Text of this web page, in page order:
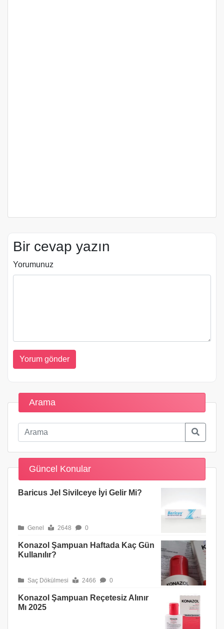
Bir cevap yazın
Yorumunuz
Arama
Güncel Konular
Baricus Jel Sivilceye İyi Gelir Mi?
Genel 2648 0
Konazol Şampuan Haftada Kaç Gün
Kullanılır?
Saç Dökülmesi 2466 0
Konazol Şampuan Reçetesiz Alınır
Mı 2025